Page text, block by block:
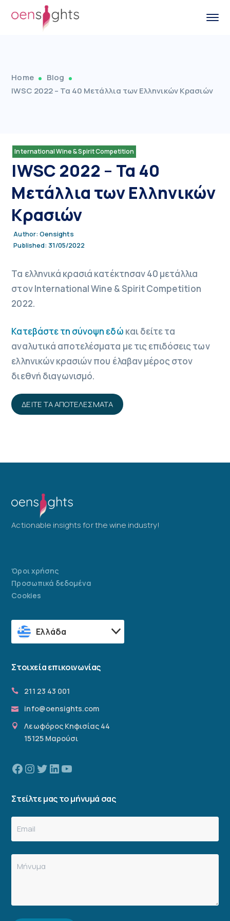
Home
Blog
IWSC 2022 – Τα 40 Μετάλλια των Ελληνικών Κρασιών
International Wine & Spirit Competition
IWSC 2022 – Τα 40
Μετάλλια των Ελληνικών
Κρασιών
Author: Oensights
Published: 31/05/2022
Τα ελληνικά κρασιά κατέκτησαν 40 μετάλλια
στον International Wine & Spirit Competition
2022.
Κατεβάστε τη σύνοψη εδώ και δείτε τα
αναλυτικά αποτελέσματα με τις επιδόσεις των
ελληνικών κρασιών που έλαβαν μέρος στον
διεθνή διαγωνισμό.
ΔΕΙΤΕ ΤΑ ΑΠΟΤΕΛΕΣΜΑΤΑ
Actionable insights for the wine industry!
Όροι χρήσης
Προσωπικά δεδομένα
Cookies
Ελλάδα
Στοιχεία επικοινωνίας
211 23 43 001
info@oensights.com
Λεωφόρος Κηφισίας 44
15125 Μαρούσι
Facebook
Instagram
TwitterLinkedinYouTube
Στείλτε μας το μήνυμά σας